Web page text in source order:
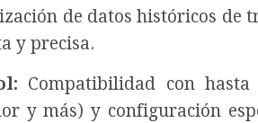
de datos históricos de
y precisa.
Compatibilidad con
y más) y configuración